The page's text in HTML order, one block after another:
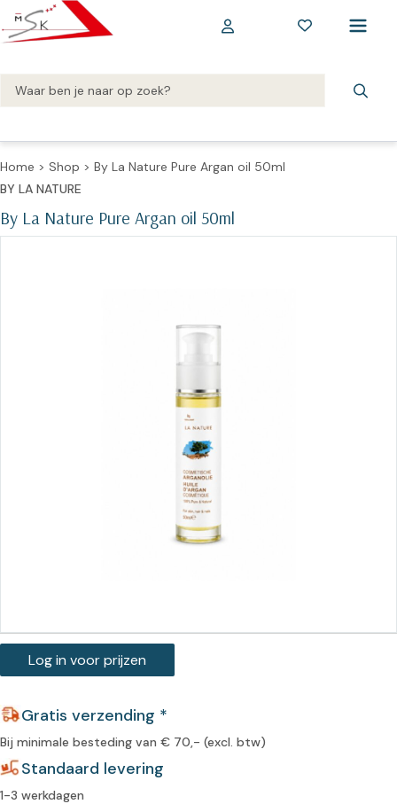
Home > Shop > By La Nature Pure Argan oil 50ml
By La Nature Pure Argan oil 50ml
BY LA NATURE
Log in voor prijzen
Gratis verzending *
Bij minimale besteding van € 70,- (excl. btw)
Standaard levering
1-3 werkdagen